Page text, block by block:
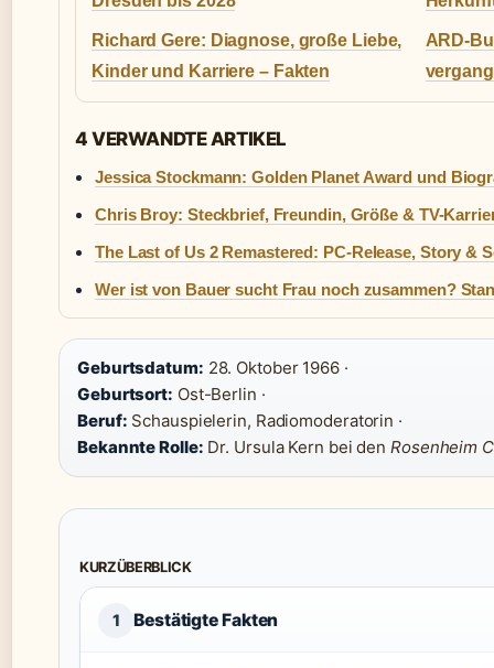
Richard Gere: Diagnose, große Liebe,
Kinder und Karriere – Fakten
ARD-
4 VERWANDTE ARTIKEL
Jessica Stockmann: Golden Planet Award und
Chris Broy: Steckbrief, Freundin, Größe & TV-
The Last of Us 2 Remastered: PC-Release, Story &
Wer ist von Bauer sucht Frau noch zusammen?
Geburtsdatum: 28. Oktober 1966 ·
Geburtsort: Ost-Berlin ·
Beruf: Schauspielerin, Radiomoderatorin ·
Bekannte Rolle: Dr. Ursula Kern bei den Rosenheim
KURZÜBERBLICK
1 Bestätigte Fakten